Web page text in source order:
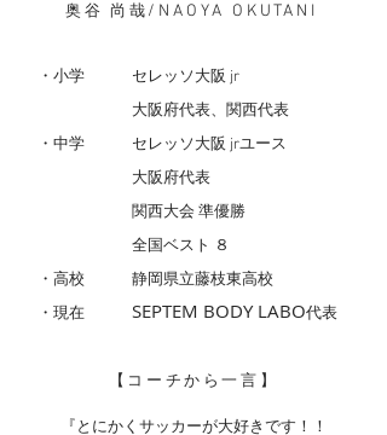
奥谷 尚哉/NAOYA OKUTANI
・小学 セレッソ大阪 jr
大阪府代表、関西代表
・中学 セレッソ大阪 jrユース
大阪府代表
関西大会 準優勝
全国ベスト ８
・高校 静岡県立藤枝東高校
・現在 SEPTEM BODY LABO代表
【コーチから一言】
『とにかくサッカーが大好きです！！